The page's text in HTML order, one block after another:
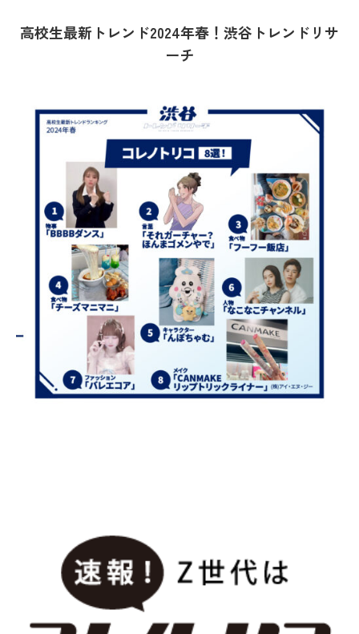
高校生最新トレンド2024年春！渋谷トレンドリサ
ーチ